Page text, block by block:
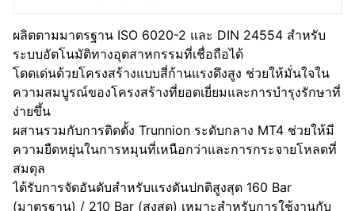
ผลิตตามมาตรฐาน ISO 6020-2 และ DIN 24554 สำหรับ
ระบบอัตโนมัติทางอุตสาหกรรมที่เชื่อถือได้
โดดเด่นด้วยโครงสร้างแบบสี่ก้านแรงดึงสูง ช่วยให้มั่นใจใน
ความสมบูรณ์ของโครงสร้างที่ยอดเยี่ยมและการบำรุงรักษาที่
ง่ายขึ้น
ผสานรวมกับการติดตั้ง Trunnion ระดับกลาง MT4 ช่วยให้มี
ความยืดหยุ่นในการหมุนที่เหนือกว่าและการกระจายโหลดที่
สมดุล
ได้รับการจัดอันดับสำหรับแรงดันปกติสูงสุด 160 Bar
(มาตรฐาน) / 210 Bar (สูงสุด) เหมาะสำหรับการใช้งานกับ